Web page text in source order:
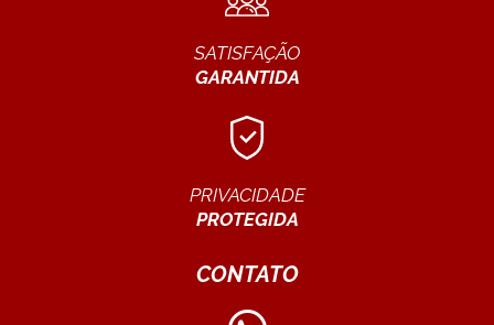
SATISFAÇÃO
GARANTIDA
PRIVACIDADE
PROTEGIDA
CONTATO